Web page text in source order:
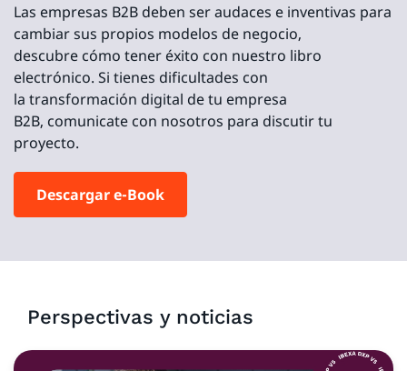
Las empresas B2B deben ser audaces e inventivas para
cambiar sus propios modelos de negocio,
descubre cómo tener éxito con nuestro libro
electrónico. Si tienes dificultades con
la transformación digital de tu empresa
B2B, comunicate con nosotros para discutir tu
proyecto.
Descargar e-Book
Perspectivas y noticias